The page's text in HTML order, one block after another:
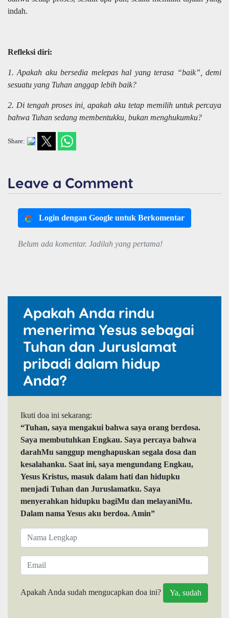
indah.
Refleksi diri:
1. Apakah aku bersedia melepas hal yang terasa “baik”, demi
sesuatu yang Tuhan anggap lebih baik?
2. Di tengah proses ini, apakah aku tetap memilih untuk percaya
bahwa Tuhan sedang membentukku, bukan menghukumku?
Share:
Leave a Comment
Login dengan Google untuk Berkomentar
Belum ada komentar. Jadilah yang pertama!
Apakah Anda rindu
menerima Yesus sebagai
Tuhan dan Juruslamat
pribadi dalam hidup
Anda?
Ikuti doa ini sekarang:
“Tuhan, saya mengakui bahwa saya orang berdosa.
Saya membutuhkan Engkau. Saya percaya bahwa
darahMu sanggup menghapuskan segala dosa dan
kesalahanku. Saat ini, saya mengundang Engkau,
Yesus Kristus, masuk dalam hati dan hidupku
menjadi Tuhan dan Juruslamatku. Saya
menyerahkan hidupku bagiMu dan melayaniMu.
Dalam nama Yesus aku berdoa. Amin”
Apakah Anda sudah mengucapkan doa ini?